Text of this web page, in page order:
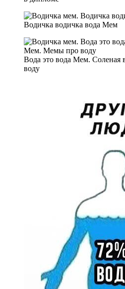
Водичка водичка вода Мем
Вода это вода Мем.
воду